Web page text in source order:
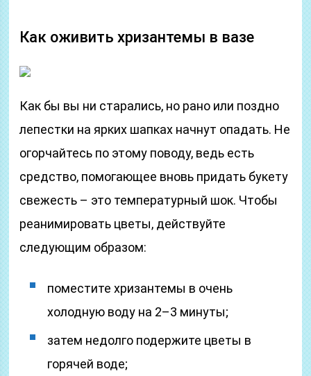
Как оживить хризантемы в вазе
Как бы вы ни старались, но рано или поздно
лепестки на ярких шапках начнут опадать. Не
огорчайтесь по этому поводу, ведь есть
средство, помогающее вновь придать букету
свежесть – это температурный шок. Чтобы
реанимировать цветы, действуйте
следующим образом:
поместите хризантемы в очень
холодную воду на 2–3 минуты;
затем недолго подержите цветы в
горячей воде;